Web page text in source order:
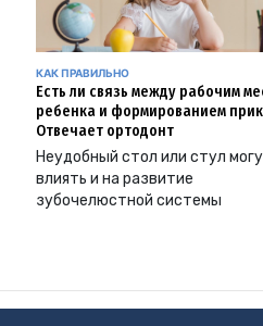
КАК ПРАВИЛЬНО
Есть ли связь между рабочим
ребенка и формированием
Отвечает ортодонт
Неудобный стол или стул
влиять и на развитие
зубочелюстной системы